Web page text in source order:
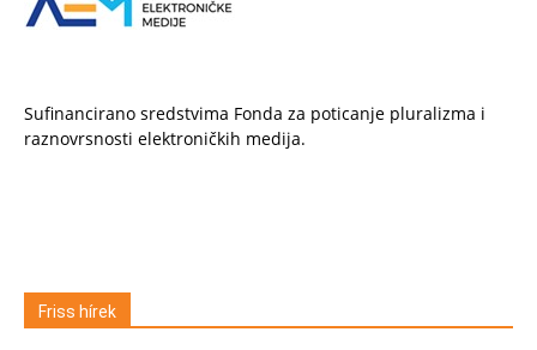
Sufinancirano sredstvima Fonda za poticanje pluralizma i
raznovrsnosti elektroničkih medija.
Friss hírek